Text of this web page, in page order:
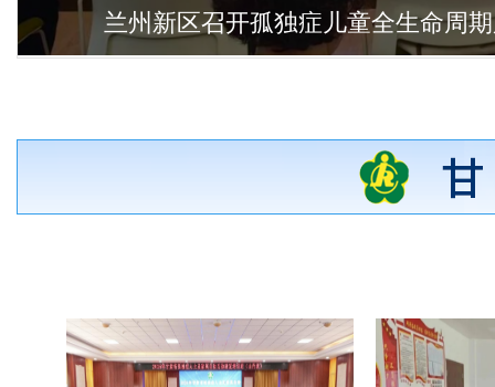
兰州新区召开孤独症儿童全生命周